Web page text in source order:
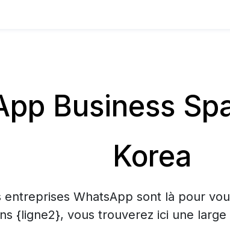
Business
Korea
entreprises WhatsApp sont là pour
{ligne2}, vous trouverez ici une